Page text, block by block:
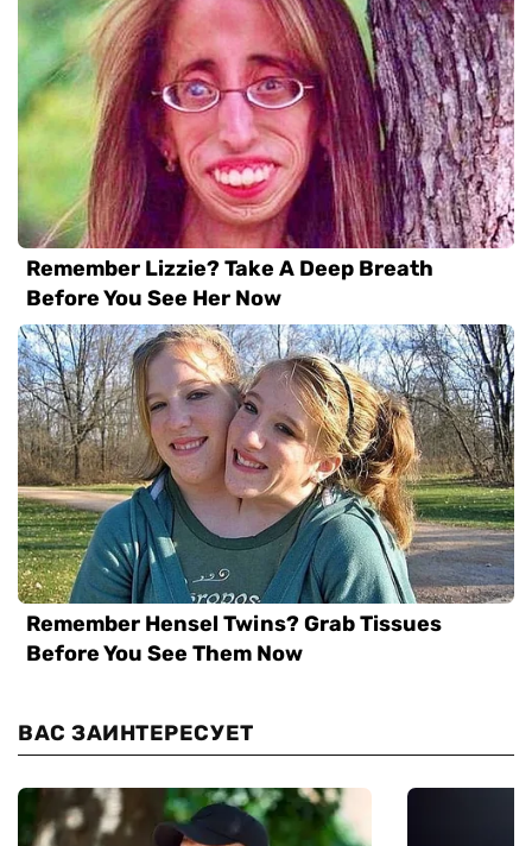
ВАС ЗАИНТЕРЕСУЕТ